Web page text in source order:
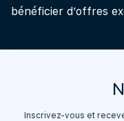
bénéficier d’offres
Inscrivez-vous et